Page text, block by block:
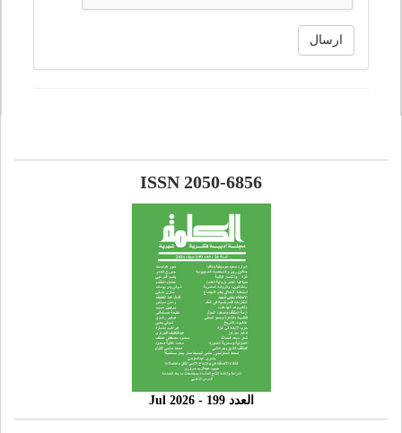
ارسال
ISSN 2050-6856
العدد 199 - 2026 Jul